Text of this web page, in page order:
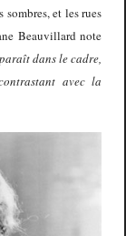
et les rues
Beauvillard note
dans le cadre,
avec la